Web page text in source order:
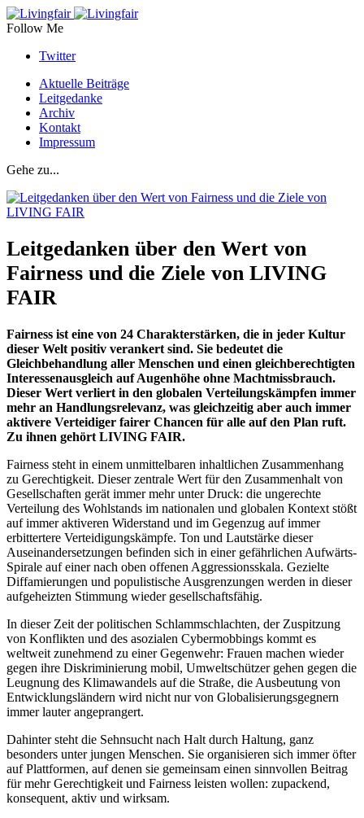
Follow Me
Twitter
Aktuelle Beiträge
Leitgedanke
Archiv
Kontakt
Impressum
Gehe zu...
Leitgedanken über den Wert von
Fairness und die Ziele von LIVING
FAIR
Fairness ist eine von 24 Charakterstärken, die in jeder Kultur
dieser Welt positiv verankert sind. Sie bedeutet die
Gleichbehandlung aller Menschen und einen gleichberechtigten
Interessenausgleich auf Augenhöhe ohne Machtmissbrauch.
Dieser Wert verliert in den globalen Verteilungskämpfen immer
mehr an Handlungsrelevanz, was gleichzeitig aber auch immer
aktivere Verteidiger fairer Chancen für alle auf den Plan ruft.
Zu ihnen gehört LIVING FAIR.
Fairness steht in einem unmittelbaren inhaltlichen Zusammenhang
zu Gerechtigkeit. Dieser zentrale Wert für den Zusammenhalt von
Gesellschaften gerät immer mehr unter Druck: die ungerechte
Verteilung des Wohlstands im nationalen und globalen Kontext stößt
auf immer aktiveren Widerstand und im Gegenzug auf immer
erbittertere Verteidigungskämpfe. Ton und Lautstärke dieser
Auseinandersetzungen befinden sich in einer gefährlichen Aufwärts-
Spirale auf einer nach oben offenen Aggressionsskala. Gezielte
Diffamierungen und populistische Ausgrenzungen werden in dieser
aufgeheizten Stimmung wieder gesellschaftsfähig.
In dieser Zeit der politischen Schlammschlachten, der Zuspitzung
von Konflikten und des asozialen Cybermobbings kommt es
weltweit zunehmend zu einer Gegenwehr: Frauen machen wieder
gegen ihre Diskriminierung mobil, Umweltschützer gehen gegen die
Leugnung des Klimawandels auf die Straße, die Ausbeutung von
Entwicklungsländern wird nicht nur von Globalisierungsgegnern
immer lauter angeprangert.
Dahinter steht die Sehnsucht nach Halt durch Haltung, ganz
besonders unter jungen Menschen. Sie organisieren sich immer öfter
auf Plattformen, auf denen sie gemeinsam einen sinnvollen Beitrag
für mehr Gerechtigkeit und Fairness leisten wollen: zupackend,
konsequent, aktiv und wirksam.